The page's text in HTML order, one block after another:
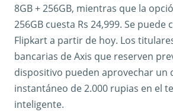
8GB + 256GB, mientras que la
256GB cuesta Rs 24,999. Se puede
Flipkart a partir de hoy. Los
bancarias de Axis que reserven
dispositivo pueden aprovechar un
instantáneo de 2.000 rupias en el
inteligente.